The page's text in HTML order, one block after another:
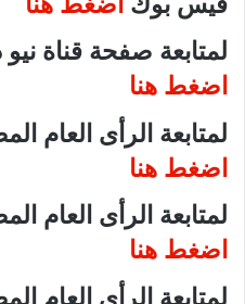
لمتابعة صفحة قناة
اضغط هنا
لمتابعة الرأى العام
اضغط هنا
لمتابعة الرأى العام
اضغط هنا
لمتابعة الرأى العام